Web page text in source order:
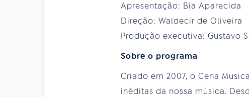
Apresentação: Bia Aparecida
Direção: Waldecir de Oliveira
Produção executiva: Gustavo
Sobre o programa
Criado em 2007, o Cena
inéditas da nossa música.